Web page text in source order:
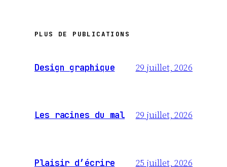
PLUS DE PUBLICATIONS
Design graphique 29 juillet, 2026
Les racines du mal 29 juillet, 2026
Plaisir d’écrire 25 juillet, 2026